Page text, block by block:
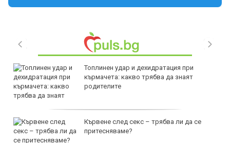
Топлинен удар и дехидратация при
кърмачета: какво трябва да знаят
родителите
Кървене след секс – трябва ли да се
притесняваме?